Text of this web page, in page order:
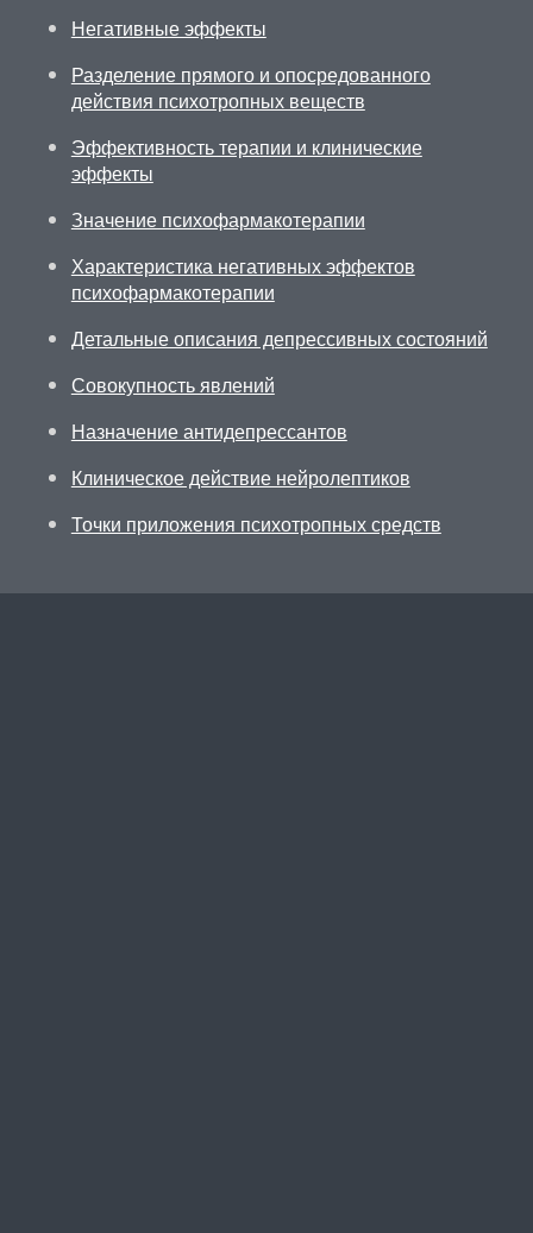
Негативные эффекты
Разделение прямого и опосредованного
действия психотропных веществ
Эффективность терапии и клинические
эффекты
Значение психофармакотерапии
Характеристика негативных эффектов
психофармакотерапии
Детальные описания депрессивных состояний
Совокупность явлений
Назначение антидепрессантов
Клиническое действие нейролептиков
Точки приложения психотропных средств